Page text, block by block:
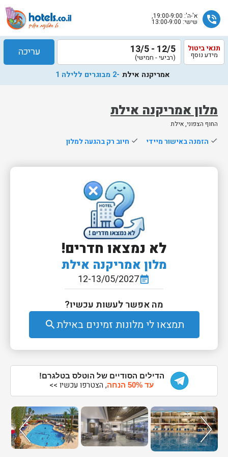
phone_in_talk א'-ה': 19:00-9:00,
שישי: 13:00-9:00
מלון אמריקנה אילת
החוף הצפוני, אילת
תנאי ביטול
מידע נוסף 12/5 - 13/5
(רביעי - חמישי) עריכה
אמריקנה אילת -2 מבוגרים ללילה 1
done הזמנה באישור מיידי done חיוב רק בהגעה למלון
לא נמצאו חדרים!
מלון אמריקנה אילת
event_note
12-13/05/2027
מה אפשר לעשות עכשיו?
תמצאו לי מלונות זמינים באילתsearch
הדילים הסודיים של הוטלס בטלגרם!
עד 50% הנחה
, הצטרפו עכשיו >>
שלח